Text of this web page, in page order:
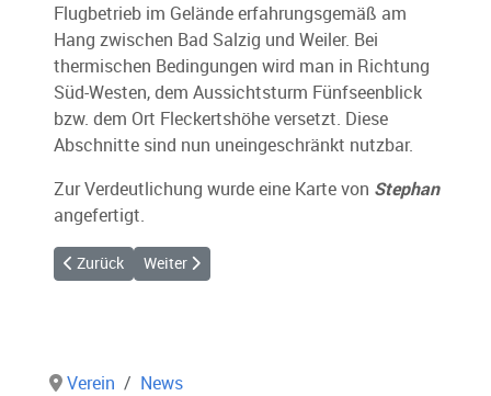
Flugbetrieb im Gelände erfahrungsgemäß am
Hang zwischen Bad Salzig und Weiler. Bei
thermischen Bedingungen wird man in Richtung
Süd-Westen, dem Aussichtsturm Fünfseenblick
bzw. dem Ort Fleckertshöhe versetzt. Diese
Abschnitte sind nun uneingeschränkt nutzbar.
Zur Verdeutlichung wurde eine Karte von Stephan
angefertigt.
Vorheriger Beitrag: Kalt, usselig und trotzdem traumhaft
Zurück Nächster Beitrag: Coronaregeln weiter gelockert
Weiter
Verein
News